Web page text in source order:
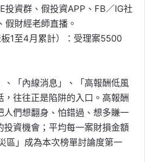
投資群、假投資APP、FB／IG社
財經老師直播。
1至4月累計）：受理案5500
、「內線消息」、「高報酬低風
往往正是陷阱的入口。高報酬
們想翻身、怕錯過、想多賺一
資機會；平均每一案財損金額
區」成為本次榜單討論度第一